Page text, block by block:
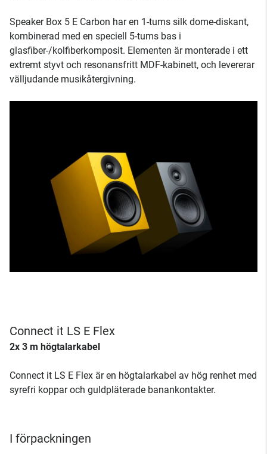
Speaker Box 5 E Carbon har en 1-tums silk dome-diskant,
kombinerad med en speciell 5-tums bas i
glasfiber-/kolfiberkomposit. Elementen är monterade i ett
extremt styvt och resonansfritt MDF-kabinett, och levererar
välljudande musikåtergivning.
Connect it LS E Flex
2x 3 m högtalarkabel
Connect it LS E Flex är en högtalarkabel av hög renhet med
syrefri koppar och guldpläterade banankontakter.
I förpackningen